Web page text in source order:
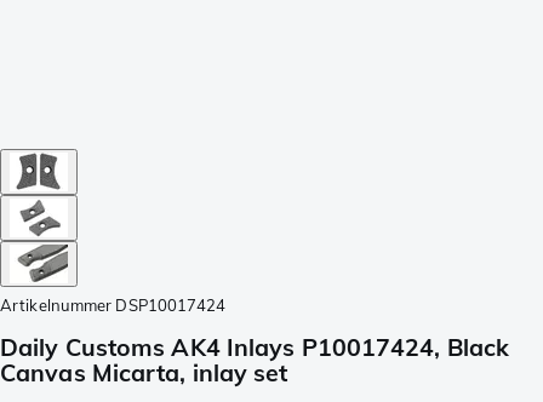
Artikelnummer DSP10017424
Daily Customs AK4 Inlays P10017424, Black
Canvas Micarta, inlay set